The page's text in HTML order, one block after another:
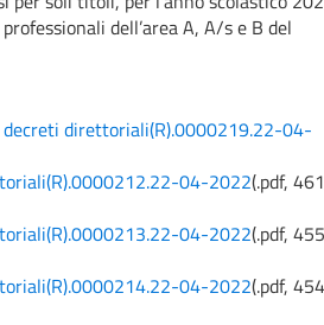
dell’area A, A/s e B del
decreti direttoriali(R).0000219.22-04-
04-2022(.pdf,
04-2022(.pdf,
04-2022(.pdf,